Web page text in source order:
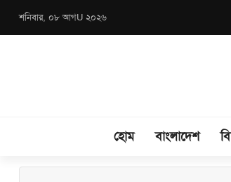
শনিবার, ০৮ আগU ২০২৬
হোম বাংলাদেশ